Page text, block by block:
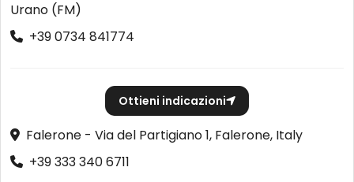
Urano (FM)
+39 0734 841774
Ottieni indicazioni
Falerone - Via del Partigiano 1, Falerone, Italy
+39 333 340 6711